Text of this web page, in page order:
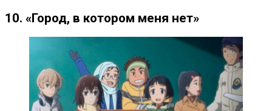
10. «Город, в котором меня нет»